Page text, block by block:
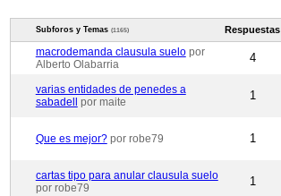
Subforos y Temas (1165) Respuestas
macrodemanda clausula suelo por
Alberto Olabarria
4
varias entidades de penedes a
sabadell
por maite 1
Que es mejor? por robe79 1
cartas tipo para anular clausula suelo
por robe79
1